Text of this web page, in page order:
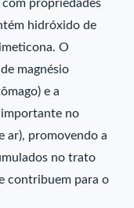
propriedades
hidróxido de
O
magnésio
e a
no
ar), promovendo a
no trato
contribuem para o